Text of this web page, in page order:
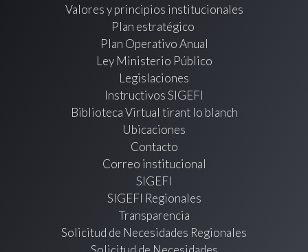
Valores y principios institucionales
Plan estratégico
Plan Operativo Anual
Ley Ministerio Público
Legislaciones
Instructivos SIGEFI
Biblioteca Virtual tirant lo blanch
Ubicaciones
Contacto
Correo institucional
SIGEFI
SIGEFI Regionales
Transparencia
Solicitud de Necesidades Regionales